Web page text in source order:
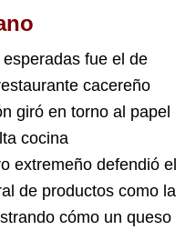
fue el de
cacereño
giró en torno al papel
cocina
extremeño defendió el
de productos como la
cómo un queso